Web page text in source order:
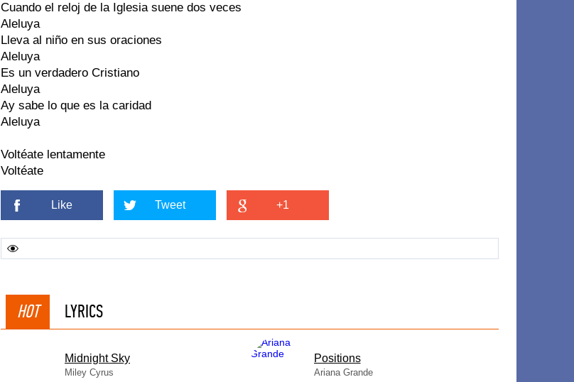
Cuando el reloj de la Iglesia suene dos veces
Aleluya
Lleva al niño en sus oraciones
Aleluya
Es un verdadero Cristiano
Aleluya
Ay sabe lo que es la caridad
Aleluya
Voltéate lentamente
Voltéate
Like Tweet +1
HOT LYRICS
Midnight Sky
Miley Cyrus
​Positions
Ariana Grande